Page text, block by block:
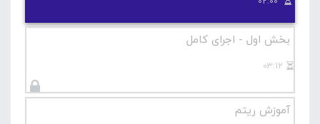
بخش اول - اجرای کامل
03:12
آموزش ریتم